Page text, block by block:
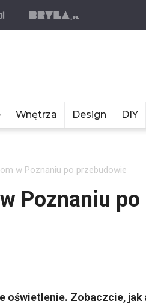
Wnętrza Design DIY
w Poznaniu po przebudowie
Poznaniu po
oświetlenie. Zobaczcie,